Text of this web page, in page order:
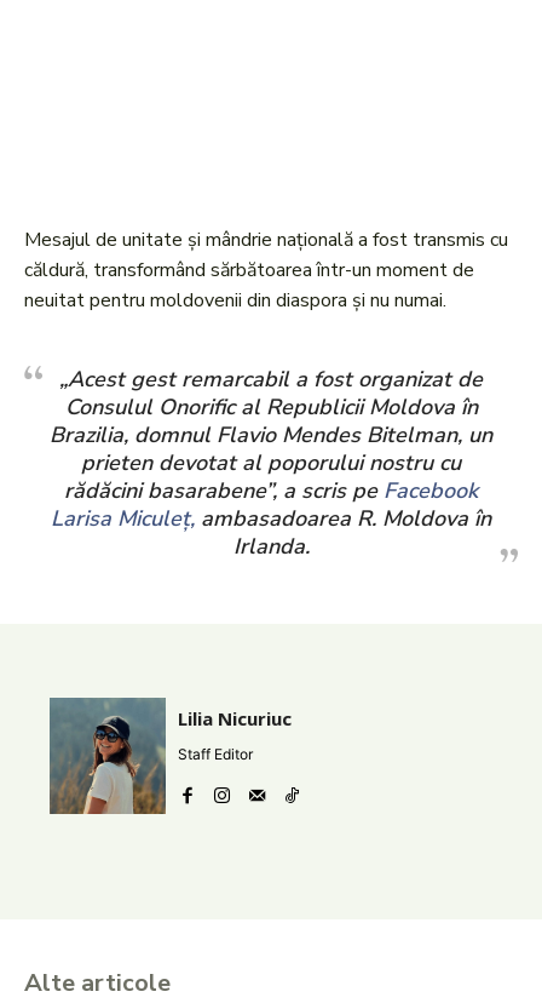
Mesajul de unitate și mândrie națională a fost transmis cu
căldură, transformând sărbătoarea într-un moment de
neuitat pentru moldovenii din diaspora și nu numai.
„Acest gest remarcabil a fost organizat de
Consulul Onorific al Republicii Moldova în
Brazilia, domnul Flavio Mendes Bitelman, un
prieten devotat al poporului nostru cu
rădăcini basarabene”, a scris pe Facebook
Larisa Miculeț, ambasadoarea R. Moldova în
Irlanda.
Lilia Nicuriuc
Staff Editor
Alte articole